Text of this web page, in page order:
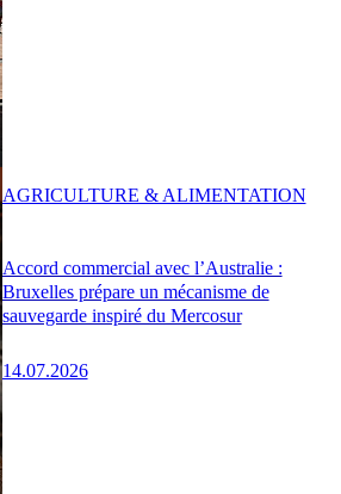
Accord commercial avec l’Australie :
Bruxelles prépare un mécanisme de
sauvegarde inspiré du Mercosur
14.07.2026
AGRICULTURE & ALIMENTATION